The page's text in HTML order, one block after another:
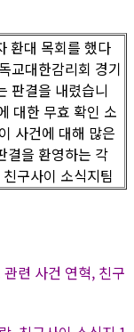
환대 목회를 했다
교대한감리회 경기
판결을 내렸습니
대한 무효 확인 소
사건에 대해 많은
결을 환영하는 각
구사이 소식지팀
련 사건 연혁, 친구